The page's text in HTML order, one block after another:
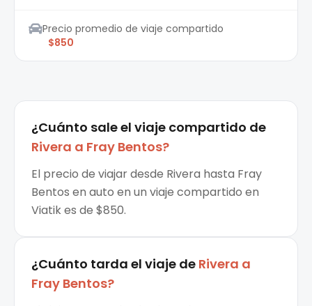
Precio promedio de viaje compartido
$850
¿Cuánto sale el viaje compartido de
Rivera a Fray Bentos?
El precio de viajar desde Rivera hasta Fray
Bentos en auto en un viaje compartido en
Viatik es de $850.
¿Cuánto tarda el viaje de Rivera a
Fray Bentos?